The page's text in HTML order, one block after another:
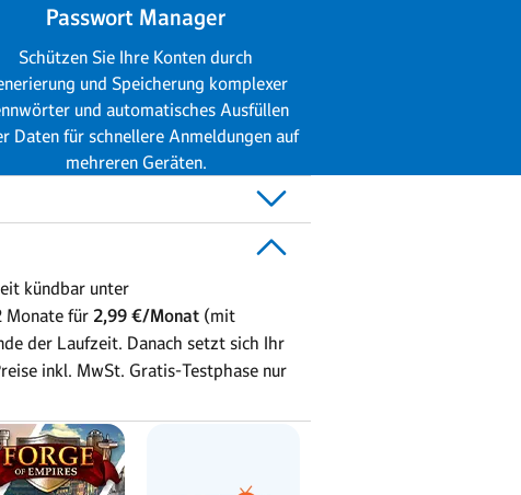
Passwort Manager
Schützen Sie Ihre Konten durch
und Speicherung komplexer
und automatisches Ausfüllen
Daten für schnellere Anmeldungen auf
mehreren Geräten.
kündbar unter
Monate für 2,99 €/Monat (mit
der Laufzeit. Danach setzt sich Ihr
inkl. MwSt. Gratis-Testphase nur